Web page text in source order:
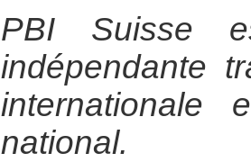
PBI Suisse
indépendante
internationale
national.